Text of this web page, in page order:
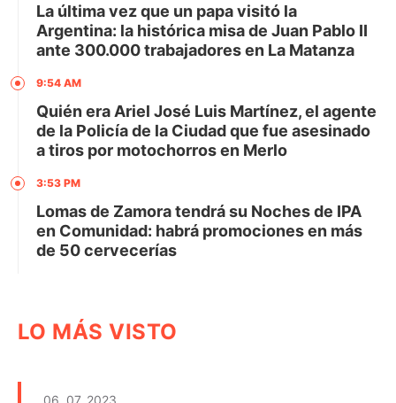
La última vez que un papa visitó la
Argentina: la histórica misa de Juan Pablo II
ante 300.000 trabajadores en La Matanza
9:54 AM
Quién era Ariel José Luis Martínez, el agente
de la Policía de la Ciudad que fue asesinado
a tiros por motochorros en Merlo
3:53 PM
Lomas de Zamora tendrá su Noches de IPA
en Comunidad: habrá promociones en más
de 50 cervecerías
LO MÁS VISTO
06. 07. 2023